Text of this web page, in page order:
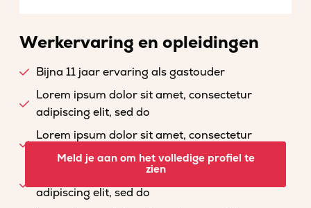
Werkervaring en opleidingen
Bijna 11 jaar ervaring als gastouder
Lorem ipsum dolor sit amet, consectetur
adipiscing elit, sed do
Lorem ipsum dolor sit amet, consectetur
adipiscing elit, sed do
Lorem ipsum dolor sit amet, consectetur
adipiscing elit, sed do
Meld je aan om het volledige profiel te
zien